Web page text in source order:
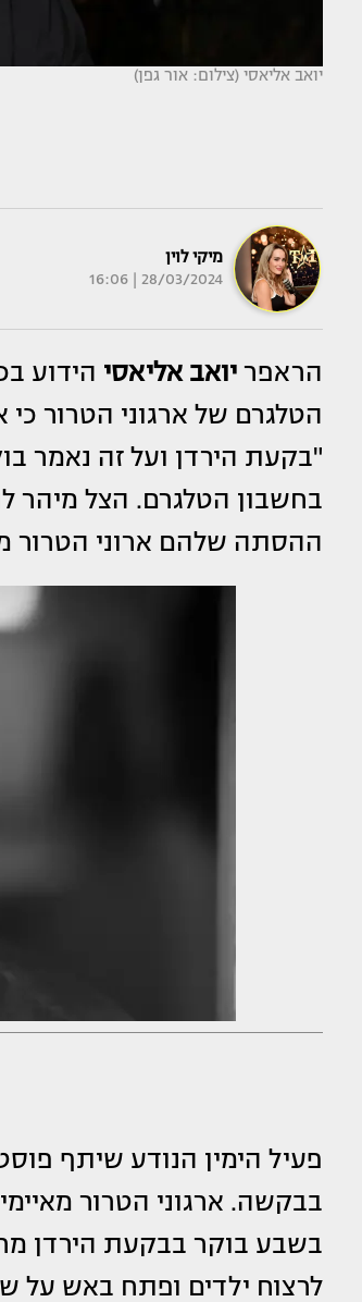
יואב אליאסי (צילום: אור גפן)
מיקי לוין
28/03/2024 | 16:06
הראפר יואב אליאסי הידוע
הטלגרם של ארגוני הטרור
"בקעת הירדן ועל זה נאמר
בחשבון הטלגרם. הצל מיהר
ההסתה שלהם ארוני הטרור
פעיל הימין הנודע שיתף
לרצוח ילדים ופתח באש על